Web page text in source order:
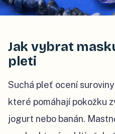
Jak vybrat
pleti
Suchá pleť ocení
které pomáhají pokožku
jogurt nebo banán.